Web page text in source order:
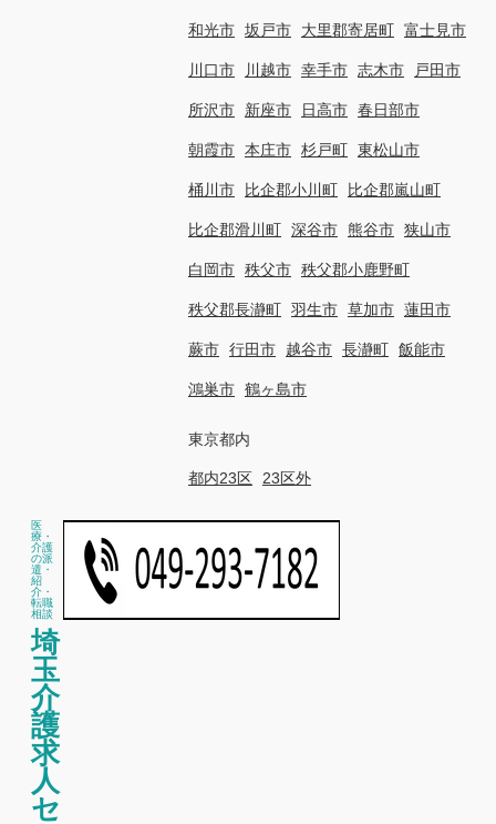
和光市 坂戸市 大里郡寄居町 富士見市
川口市 川越市 幸手市 志木市 戸田市
所沢市 新座市 日高市 春日部市
朝霞市 本庄市 杉戸町 東松山市
桶川市 比企郡小川町 比企郡嵐山町
比企郡滑川町 深谷市 熊谷市 狭山市
白岡市 秩父市 秩父郡小鹿野町
秩父郡長瀞町 羽生市 草加市 蓮田市
蕨市 行田市 越谷市 長瀞町 飯能市
鴻巣市 鶴ヶ島市
東京都内
都内23区 23区外
医
療・
介護
の派
遣・
紹
介・
転職
相談
埼
玉
介
護
求
人
セ